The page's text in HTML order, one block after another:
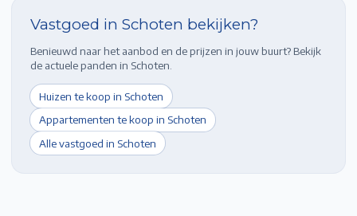
Vastgoed in Schoten bekijken?
Benieuwd naar het aanbod en de prijzen in jouw buurt? Bekijk
de actuele panden in Schoten
Huizen te koop in Schoten
Appartementen te koop in Schoten
Alle vastgoed in Schoten